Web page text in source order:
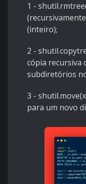
1 -
(inteiro);
2 -
cópia recursiva
subdiretórios
3 -
para um novo